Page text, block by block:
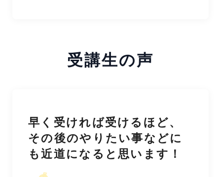
受講生の声
早く受ければ受けるほど、
その後のやりたい事などに
も近道になると思います！